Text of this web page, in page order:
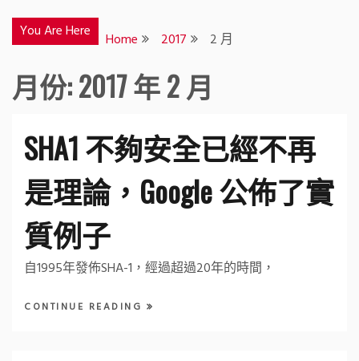
You Are Here Home 2017 2 月
月份:2017 年 2 月
SHA1 不夠安全已經不再
是理論，Google 公佈了實
質例子
自1995年發佈SHA-1，經過超過20年的時間，
CONTINUE READING